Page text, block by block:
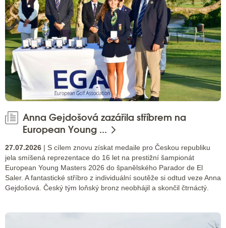
Anna Gejdošová zazářila stříbrem na
European Young ...
27.07.2026 | S cílem znovu získat medaile pro Českou republiku
jela smíšená reprezentace do 16 let na prestižní šampionát
European Young Masters 2026 do španělského Parador de El
Saler. A fantastické stříbro z individuální soutěže si odtud veze Anna
Gejdošová. Český tým loňský bronz neobhájil a skončil čtrnáctý.